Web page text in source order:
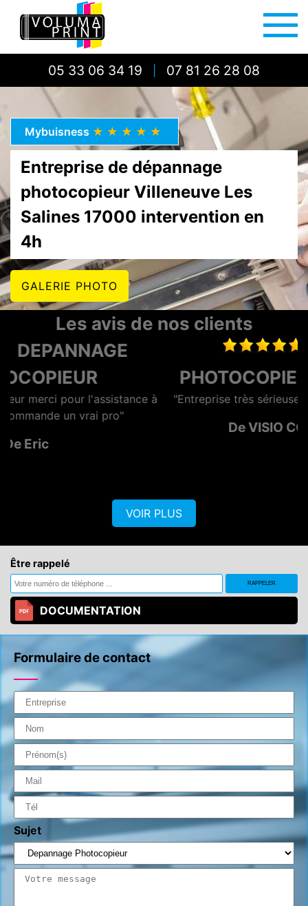
05 33 06 34 19 07 81 26 28 08
Mybuisness ★★★★★
Entreprise de dépannage
photocopieur Villeneuve Les
Salines 17000 intervention en
4h
GALERIE PHOTO
Les avis de nos clients
à
LOCATION
PHOTOCOPIEUR LA ROCHELLE
"Entreprise très sérieuse et surtout rapide et efficace"
De VISIO CONTROL OUEST
VOIR PLUS
Être rappelé
DOCUMENTATION
Formulaire de contact
Sujet